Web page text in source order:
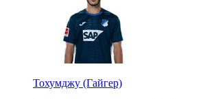
Тохумджу (Гайгер)